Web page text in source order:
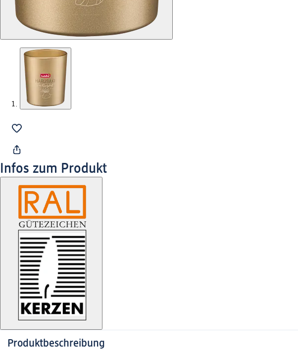
Infos zum Produkt
Produktbeschreibung